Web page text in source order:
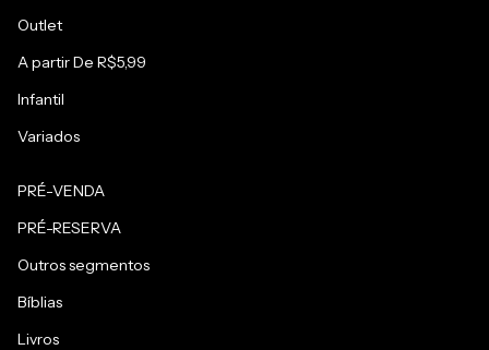
Outlet
A partir De R$5,99
Infantil
Variados
PRÉ-VENDA
PRÉ-RESERVA
Outros segmentos
Bíblias
Livros